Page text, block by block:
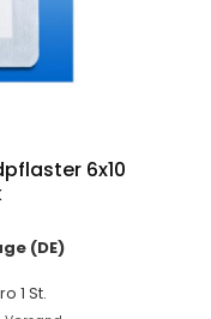
6x10
(DE)
1 St.